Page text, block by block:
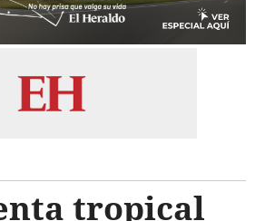
tropical